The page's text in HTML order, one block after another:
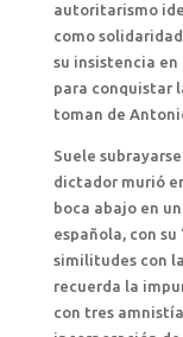
autoritarismo
como
su insistencia
para conquistar
toman de
Suele
dictador murió
boca abajo en
española, con
similitudes con
recuerda la
con tres